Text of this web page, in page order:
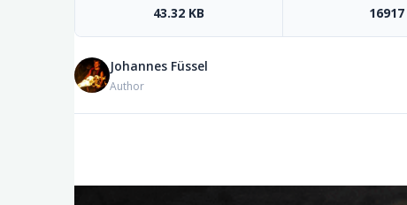
43.32 KB 16917
Johannes Füssel
Author